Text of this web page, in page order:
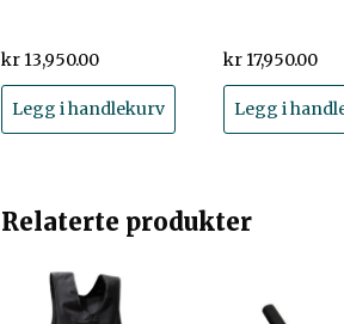
kr 13,950.00
Legg i handlekurv
kr 17,950.00
Legg i
Relaterte produkter